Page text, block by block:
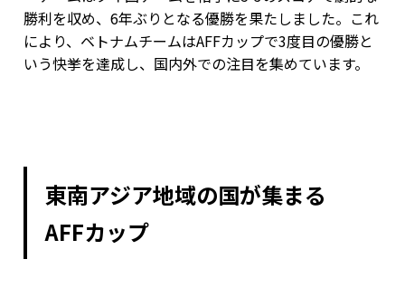
勝利を収め、6年ぶりとなる優勝を果たしました。これ
により、ベトナムチームはAFFカップで3度目の優勝と
いう快挙を達成し、国内外での注目を集めています。
東南アジア地域の国が集まる
AFFカップ